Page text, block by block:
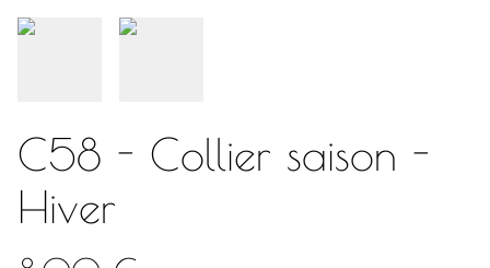
C58 - Collier saison -
Hiver